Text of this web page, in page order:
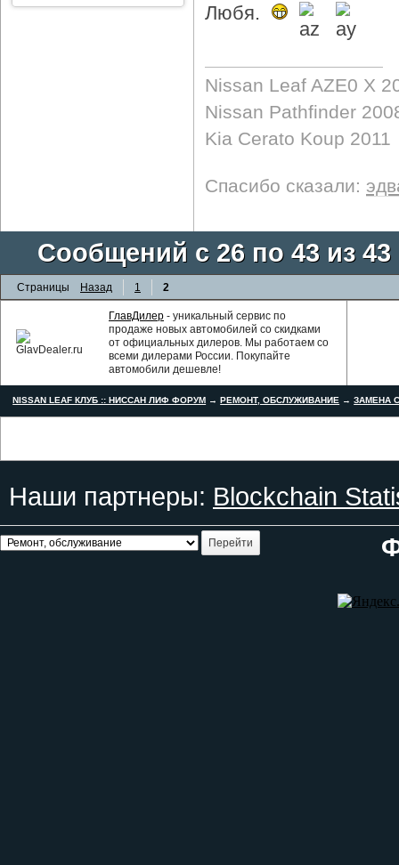
Любя.
Nissan Leaf AZE0 X
Nissan Pathfinder
Kia Cerato Koup 2011
Спасибо сказали:
Сообщений с 26 по 43 из 43
Страницы Назад 1 2
ГлавДилер - уникальный сервис по
продаже новых автомобилей со скидками
от официальных дилеров. Мы работаем со
всеми дилерами России. Покупайте
автомобили дешевле!
NISSAN LEAF КЛУБ :: НИССАН ЛИФ ФОРУМ →РЕМОНТ, ОБСЛУЖИВАНИЕ →ЗАМЕНА
Наши партнеры: Blockchain